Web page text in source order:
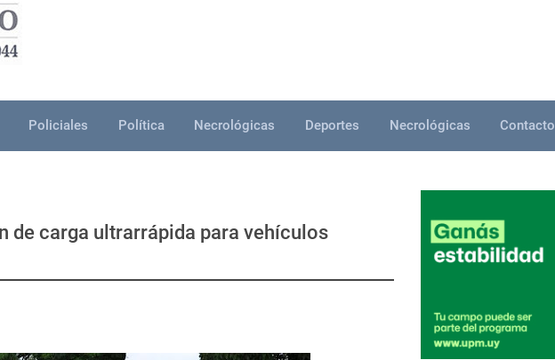
Policiales Política Necrológicas Deportes Necrológicas Contacto
de carga ultrarrápida para vehículos